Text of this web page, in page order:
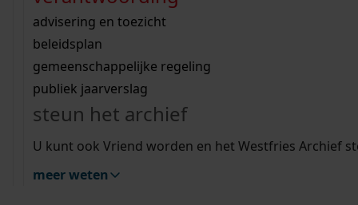
bouwvergunningen
omgevingsvergunningen
vergunningen
beeld en geluid
uitleg nodig?
Wij helpen u op weg met een aantal zoektips.
bekijk alle zoektips
Wij helpen u op weg met een aantal zoektips.
bekijk alle zoektips
bekijk ons geschiedenislokaal
advisering en toezicht
beleidsplan
gemeenschappelijke regeling
publiek jaarverslag
steun het archief
U kunt ook Vriend worden en het Westfries Archief
meer weten
zoektips
Mijn Studiezaal (inloggen)
uw zoekopdracht te